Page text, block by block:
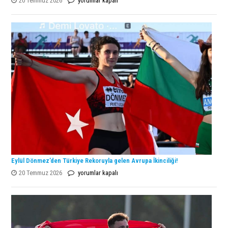
Şampiyonu
Lanlana
Tararudee!
için
Eylül Dönmez’den Türkiye Rekoruyla gelen Avrupa İkinciliği!
20 Temmuz 2026
Eylül
Türkiye
gelen
yorumlar kapalı